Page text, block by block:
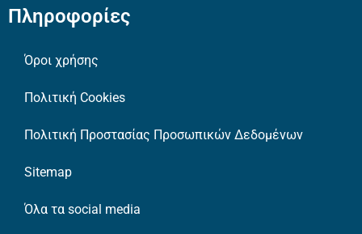
Πληροφορίες
Όροι χρήσης
Πολιτική Cookies
Πολιτική Προστασίας Προσωπικών Δεδομένων
Sitemap
Όλα τα social media